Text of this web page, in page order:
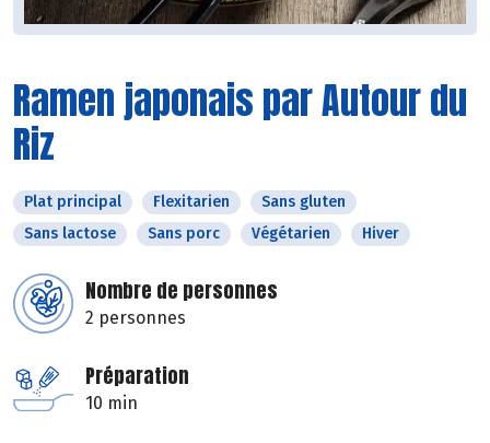
Ramen japonais par Autour du
Riz
Plat principal Flexitarien
Sans gluten
Sans lactose
Sans porc Végétarien Hiver
Nombre de personnes
2 personnes
Préparation
10 min